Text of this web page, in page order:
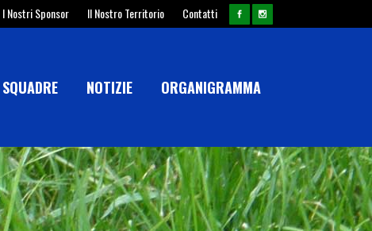
I Nostri Sponsor Il Nostro Territorio Contatti
SQUADRE NOTIZIE ORGANIGRAMMA